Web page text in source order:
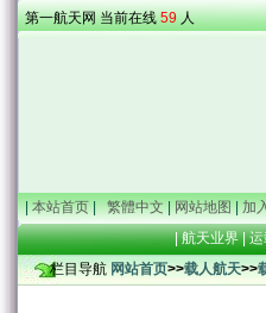
第一航天网 当前在线 59 人
| 本站首页 | 繁體中文 | 网站地图 | 加
| 航天业界| 运
栏目导航 网站首页>>载人航天>>